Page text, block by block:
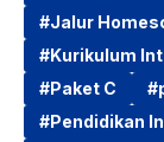
Jalur
Kurikulum
Paket C
Pendidikan